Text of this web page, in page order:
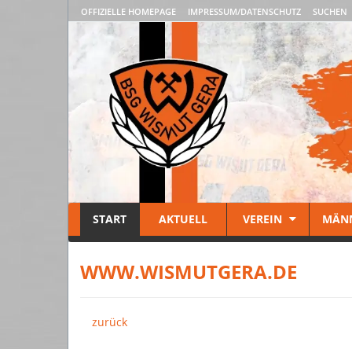
OFFIZIELLE HOMEPAGE IMPRESSUM/DATENSCHUTZ SUCHEN
START AKTUELL VEREIN
WWW.WISMUTGERA.DE
zurück